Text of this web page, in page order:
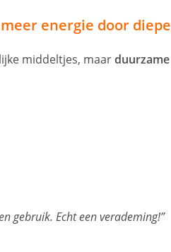
energie door
middeltjes, maar
gebruik. Echt een verademing!”